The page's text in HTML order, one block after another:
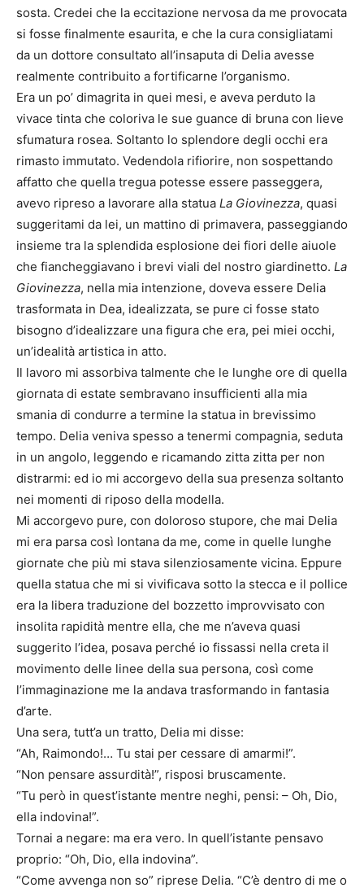
sosta. Credei che la eccitazione nervosa da me provocata
si fosse finalmente esaurita, e che la cura consigliatami
da un dottore consultato all’insaputa di Delia avesse
realmente contribuito a fortificarne l’organismo.
Era un po’ dimagrita in quei mesi, e aveva perduto la
vivace tinta che coloriva le sue guance di bruna con lieve
sfumatura rosea. Soltanto lo splendore degli occhi era
rimasto immutato. Vedendola rifiorire, non sospettando
affatto che quella tregua potesse essere passeggera,
avevo ripreso a lavorare alla statua La Giovinezza, quasi
suggeritami da lei, un mattino di primavera, passeggiando
insieme tra la splendida esplosione dei fiori delle aiuole
che fiancheggiavano i brevi viali del nostro giardinetto. La
Giovinezza, nella mia intenzione, doveva essere Delia
trasformata in Dea, idealizzata, se pure ci fosse stato
bisogno d’idealizzare una figura che era, pei miei occhi,
un’idealità artistica in atto.
Il lavoro mi assorbiva talmente che le lunghe ore di quella
giornata di estate sembravano insufficienti alla mia
smania di condurre a termine la statua in brevissimo
tempo. Delia veniva spesso a tenermi compagnia, seduta
in un angolo, leggendo e ricamando zitta zitta per non
distrarmi: ed io mi accorgevo della sua presenza soltanto
nei momenti di riposo della modella.
Mi accorgevo pure, con doloroso stupore, che mai Delia
mi era parsa così lontana da me, come in quelle lunghe
giornate che più mi stava silenziosamente vicina. Eppure
quella statua che mi si vivificava sotto la stecca e il pollice
era la libera traduzione del bozzetto improvvisato con
insolita rapidità mentre ella, che me n’aveva quasi
suggerito l’idea, posava perché io fissassi nella creta il
movimento delle linee della sua persona, così come
l’immaginazione me la andava trasformando in fantasia
d’arte.
Una sera, tutt’a un tratto, Delia mi disse:
“Ah, Raimondo!… Tu stai per cessare di amarmi!”.
“Non pensare assurdità!”, risposi bruscamente.
“Tu però in quest’istante mentre neghi, pensi: – Oh, Dio,
ella indovina!”.
Tornai a negare: ma era vero. In quell’istante pensavo
proprio: “Oh, Dio, ella indovina”.
“Come avvenga non so” riprese Delia. “C’è dentro di me o